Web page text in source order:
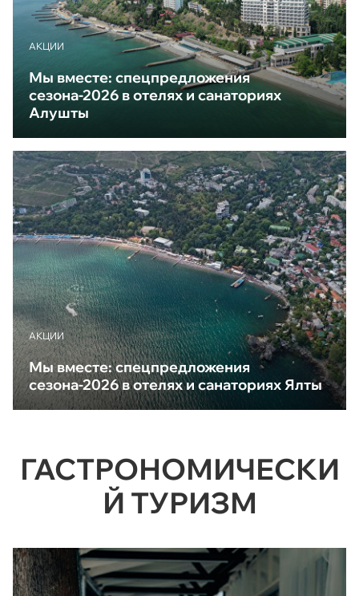
АКЦИИ
Мы вместе: спецпредложения
сезона-2026 в отелях и санаториях
Алушты
АКЦИИ
Мы вместе: спецпредложения
сезона-2026 в отелях и санаториях Ялты
ГАСТРОНОМИЧЕСКИ
Й ТУРИЗМ